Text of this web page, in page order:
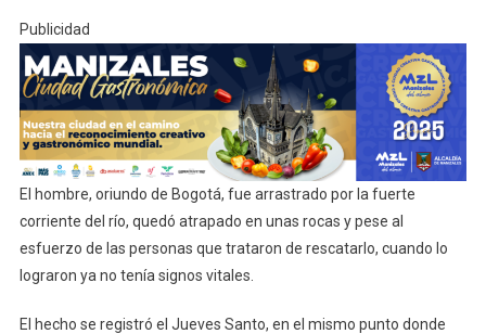
Publicidad
El hombre, oriundo de Bogotá, fue arrastrado por la fuerte
corriente del río, quedó atrapado en unas rocas y pese al
esfuerzo de las personas que trataron de rescatarlo, cuando lo
lograron ya no tenía signos vitales.
El hecho se registró el Jueves Santo, en el mismo punto donde